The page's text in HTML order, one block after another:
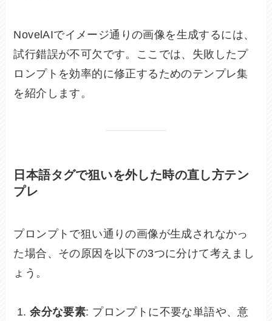
NovelAIでイメージ通りの画像を生成するには、
試行錯誤が不可欠です。ここでは、失敗したプ
ロンプトを効率的に修正するためのテンプレ集
を紹介します。
日本語タグで狙いを外した時の直し方テン
プレ
プロンプトで狙い通りの画像が生成されなかっ
た場合、その原因を以下の3つに分けて考えまし
ょう。
余分な要素: プロンプトに不要な単語や、意